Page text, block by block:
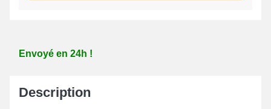
Envoyé en 24h !
Description